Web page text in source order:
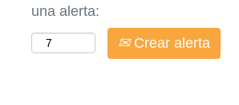
una alerta:
Crear alerta